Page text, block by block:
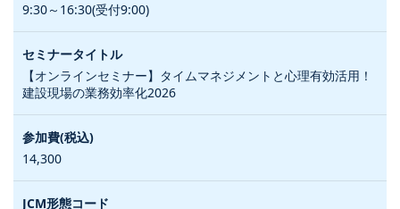
9:30～16:30(受付9:00)
【オンラインセミナー】タイムマネジメントと心理有効活用！
建設現場の業務効率化2026
14,300